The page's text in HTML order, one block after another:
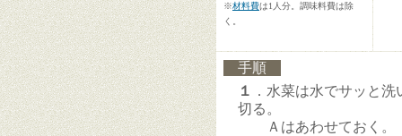
※材料費は1人分。調味料費は除
く。
手順
１ ．水菜は水でサッと
切る。
Ａはあわせておく。